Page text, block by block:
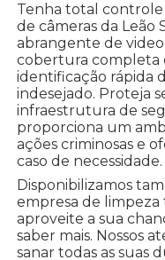
Tenha total
de câmeras da Leão
abrangente de
cobertura completa
identificação rápida
indesejado. Proteja
infraestrutura de
proporciona um
ações criminosas e
caso de necessidade.
Disponibilizamos
empresa de limpeza
aproveite a sua
saber mais. Nossos
sanar todas as suas